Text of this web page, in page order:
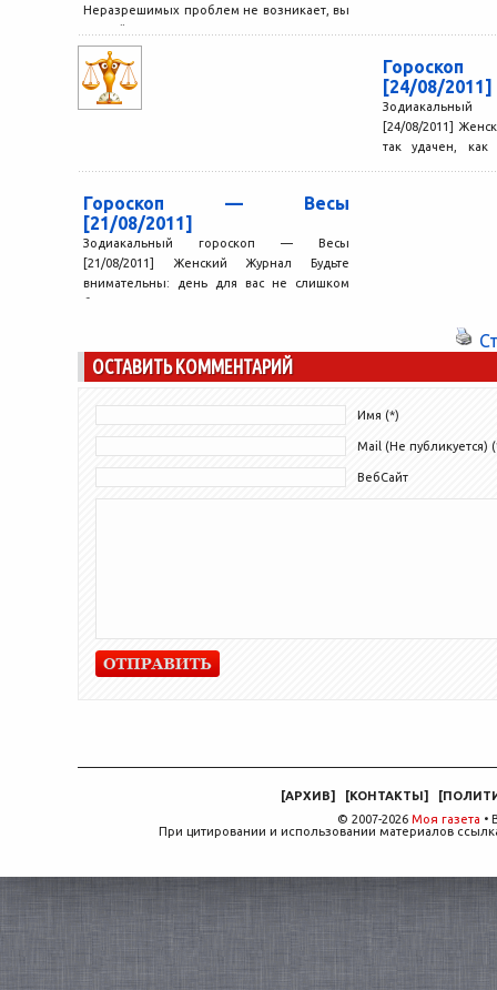
Неразрешимых проблем не возникает, вы
спокойно справляетесь с трудностями,
подаете окружающим хороший пример...
[24/08/2011]
[24/08/2011]
так удачен,
Гороскоп — Весы
[21/08/2011]
Зодиакальный гороскоп — Весы
[21/08/2011] Женский Журнал Будьте
внимательны: день для вас не слишком
благоприятен, но осторожность поможет
ОСТАВИТЬ КОММЕНТАРИЙ
Имя (*)
Mail (Не публикуется)
ВебСайт
[АРХИВ] [КОНТАКТЫ] [
© 2007-2026 Моя газета •
При цитировании и использовании материалов